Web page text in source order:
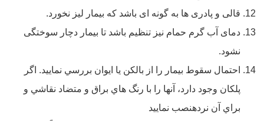
قالی و پادری ها به گونه ای باشد که بیمار لیز نخورد.
دمای آب گرم حمام نیز تنظیم باشد تا بیمار دچار سوختگی
نشود.
احتمال سقوط بيمار را از بالكن يا ايوان بررسي نماييد. اگر
پلكان وجود دارد، آنها را با رنگ هاي براق و متضاد نقاشي و
براي آن نردهنصب نماييد